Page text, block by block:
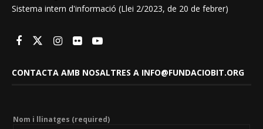
Sistema intern d'informació (Llei 2/2023, de 20 de febrer)
CONTACTA AMB NOSALTRES A INFO@FUNDACIOBIT.ORG
Nom i llinatges (required)